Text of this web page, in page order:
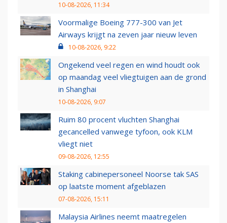
10-08-2026, 11:34
Voormalige Boeing 777-300 van Jet
Airways krijgt na zeven jaar nieuw leven
10-08-2026, 9:22
Ongekend veel regen en wind houdt ook
op maandag veel vliegtuigen aan de grond
in Shanghai
10-08-2026, 9:07
Ruim 80 procent vluchten Shanghai
gecancelled vanwege tyfoon, ook KLM
vliegt niet
09-08-2026, 12:55
Staking cabinepersoneel Noorse tak SAS
op laatste moment afgeblazen
07-08-2026, 15:11
Malaysia Airlines neemt maatregelen